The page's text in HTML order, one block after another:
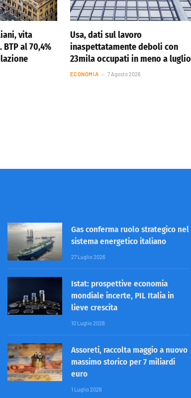
vita
al 70,4%
Usa, dati sul lavoro
inaspettatamente deboli con
23mila occupati in meno a luglio
ECONOMIA 7 Agosto 2026
Gas conferma ruolo strategico nel
sistema energetico italiano
27 Luglio 2026
Istat: prospettive economia
mondiale incerte, PIL Italia in
lieve crescita
10 Luglio 2026
Assoreti, raccolta maggio a nuovo
massimo storico per 7 miliardi
euro
1 Luglio 2026